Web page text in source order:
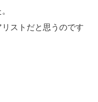
ストだと思うのです